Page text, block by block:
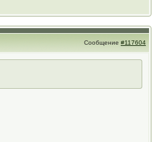
Сообщение #117604